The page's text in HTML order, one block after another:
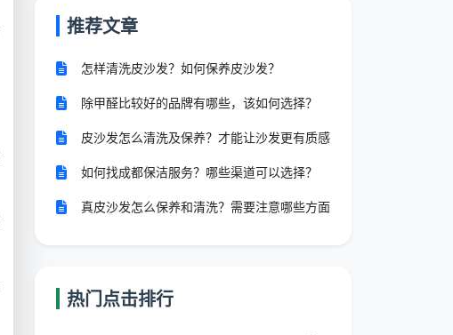
推荐文章
怎样清洗皮沙发？如何保养皮沙发？
除甲醛比较好的品牌有哪些，该如何选择？
皮沙发怎么清洗及保养？才能让沙发更有质感
如何找成都保洁服务？哪些渠道可以选择？
真皮沙发怎么保养和清洗？需要注意哪些方面
热门点击排行